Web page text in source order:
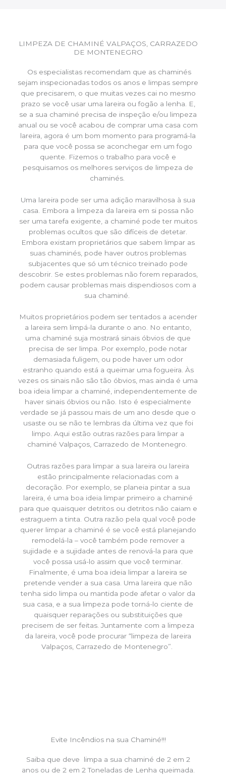
LIMPEZA DE CHAMINÉ VALPAÇOS, CARRAZEDO
DE MONTENEGRO
Os especialistas recomendam que as chaminés
sejam inspecionadas todos os anos e limpas sempre
que precisarem, o que muitas vezes cai no mesmo
prazo se você usar uma lareira ou fogão a lenha. E,
se a sua chaminé precisa de inspeção e/ou limpeza
anual ou se você acabou de comprar uma casa com
lareira, agora é um bom momento para programá-la
para que você possa se aconchegar em um fogo
quente. Fizemos o trabalho para você e
pesquisamos os melhores serviços de limpeza de
chaminés.
Uma lareira pode ser uma adição maravilhosa à sua
casa. Embora a limpeza da lareira em si possa não
ser uma tarefa exigente, a chaminé pode ter muitos
problemas ocultos que são difíceis de detetar.
Embora existam proprietários que sabem limpar as
suas chaminés, pode haver outros problemas
subjacentes que só um técnico treinado pode
descobrir. Se estes problemas não forem reparados,
podem causar problemas mais dispendiosos com a
sua chaminé.
Muitos proprietários podem ser tentados a acender
a lareira sem limpá-la durante o ano. No entanto,
uma chaminé suja mostrará sinais óbvios de que
precisa de ser limpa. Por exemplo, pode notar
demasiada fuligem, ou pode haver um odor
estranho quando está a queimar uma fogueira. Às
vezes os sinais não são tão óbvios, mas ainda é uma
boa ideia limpar a chaminé, independentemente de
haver sinais óbvios ou não. Isto é especialmente
verdade se já passou mais de um ano desde que o
usaste ou se não te lembras da última vez que foi
limpo. Aqui estão outras razões para limpar a
chaminé Valpaços, Carrazedo de Montenegro.
Outras razões para limpar a sua lareira ou lareira
estão principalmente relacionadas com a
decoração. Por exemplo, se planeia pintar a sua
lareira, é uma boa ideia limpar primeiro a chaminé
para que quaisquer detritos ou detritos não caiam e
estraguem a tinta. Outra razão pela qual você pode
querer limpar a chaminé é se você está planejando
remodelá-la – você também pode remover a
sujidade e a sujidade antes de renová-la para que
você possa usá-lo assim que você terminar.
Finalmente, é uma boa ideia limpar a lareira se
pretende vender a sua casa. Uma lareira que não
tenha sido limpa ou mantida pode afetar o valor da
sua casa, e a sua limpeza pode torná-lo ciente de
quaisquer reparações ou substituições que
precisem de ser feitas. Juntamente com a limpeza
da lareira, você pode procurar “limpeza de lareira
Valpaços, Carrazedo de Montenegro”.
Evite Incêndios na sua Chaminé!!!
Saiba que deve limpa a sua chaminé de 2 em 2
anos ou de 2 em 2 Toneladas de Lenha queimada.